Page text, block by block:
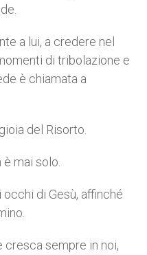
a lui, a credere nel
di tribolazione e
è chiamata a
del Risorto.
mai solo.
di Gesù, affinché
cresca sempre in noi,